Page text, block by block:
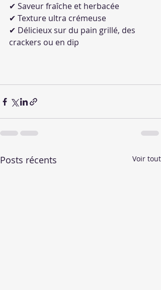
✔ Saveur fraîche et herbacée
✔ Texture ultra crémeuse
✔ Délicieux sur du pain grillé, des
crackers ou en dip
Posts récents Voir tout